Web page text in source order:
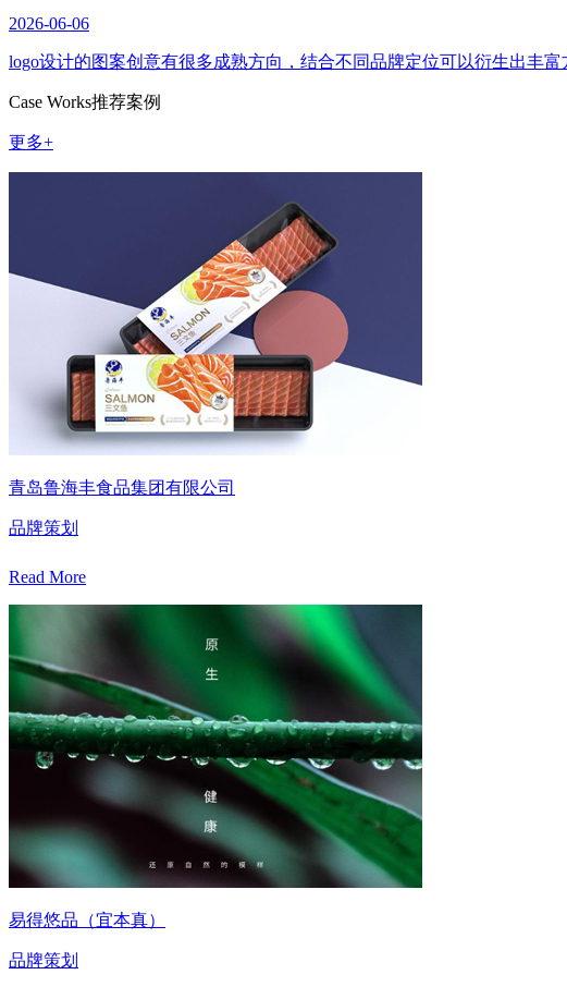
2026-06-06
logo设计的图案创意有很多成熟方向，结合不同品牌定位可以衍生出丰
Case Works推荐案例
更多+
青岛鲁海丰食品集团有限公司
品牌策划
Read More
易得悠品（宜本真）
品牌策划